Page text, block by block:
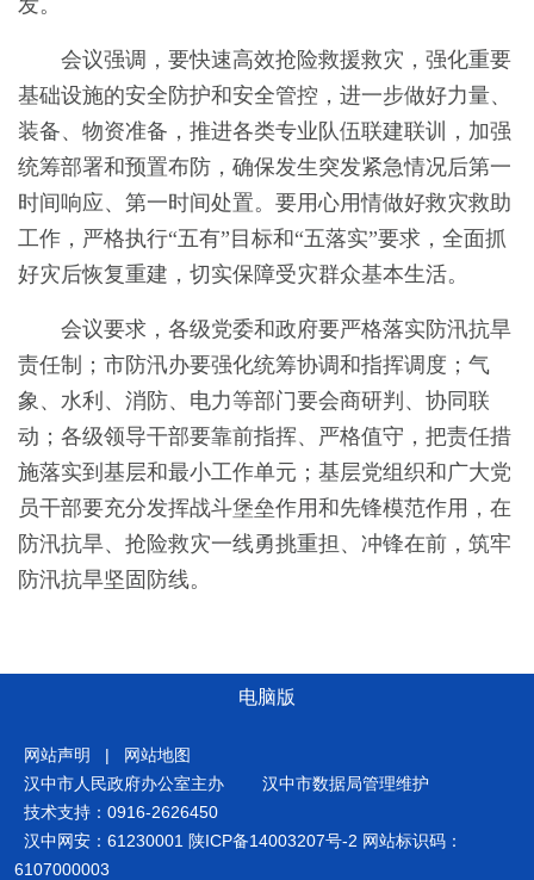
发。
会议强调，要快速高效抢险救援救灾，强化重要
基础设施的安全防护和安全管控，进一步做好力量、
装备、物资准备，推进各类专业队伍联建联训，加强
统筹部署和预置布防，确保发生突发紧急情况后第一
时间响应、第一时间处置。要用心用情做好救灾救助
工作，严格执行“五有”目标和“五落实”要求，全面抓
好灾后恢复重建，切实保障受灾群众基本生活。
会议要求，各级党委和政府要严格落实防汛抗旱
责任制；市防汛办要强化统筹协调和指挥调度；气
象、水利、消防、电力等部门要会商研判、协同联
动；各级领导干部要靠前指挥、严格值守，把责任措
施落实到基层和最小工作单元；基层党组织和广大党
员干部要充分发挥战斗堡垒作用和先锋模范作用，在
防汛抗旱、抢险救灾一线勇挑重担、冲锋在前，筑牢
防汛抗旱坚固防线。
电脑版
网站声明 |
网站地图
汉中市人民政府办公室主办
汉中市数据局管理维护
技术支持：0916-2626450
汉中网安：61230001 陕ICP备14003207号-2 网站标识码：
6107000003